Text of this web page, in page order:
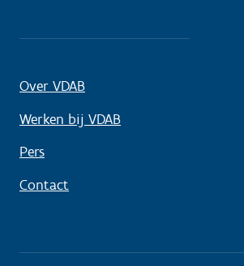
Over VDAB
Werken bij VDAB
Pers
Contact